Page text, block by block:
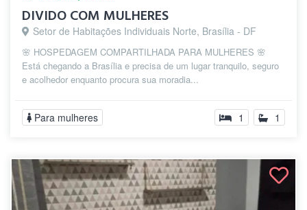
DIVIDO COM MULHERES
Setor de Habitações Individuais Norte, Brasília - DF
🌸 HOSPEDAGEM COMPARTILHADA PARA MULHERES 🌸
Está chegando a Brasília e precisa de um lugar tranquilo, seguro
e acolhedor enquanto procura sua moradia...
Para mulheres 1 1